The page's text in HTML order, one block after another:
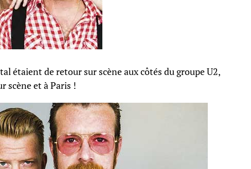
étaient de retour sur scène aux côtés du groupe U2,
scène et à Paris !